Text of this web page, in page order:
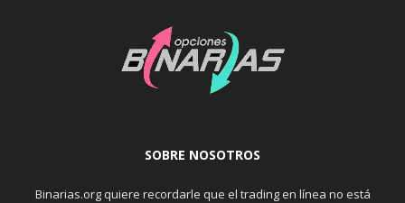
SOBRE NOSOTROS
Binarias.org quiere recordarle que el trading en línea no está